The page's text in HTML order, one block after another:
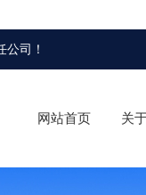
公司 ！
网站首页 关